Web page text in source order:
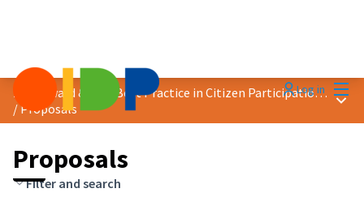
Log in
2018 Award &quot;Best Practice in Citizen Participation&quot;
/Proposals
Main
Proposals
Filter and search